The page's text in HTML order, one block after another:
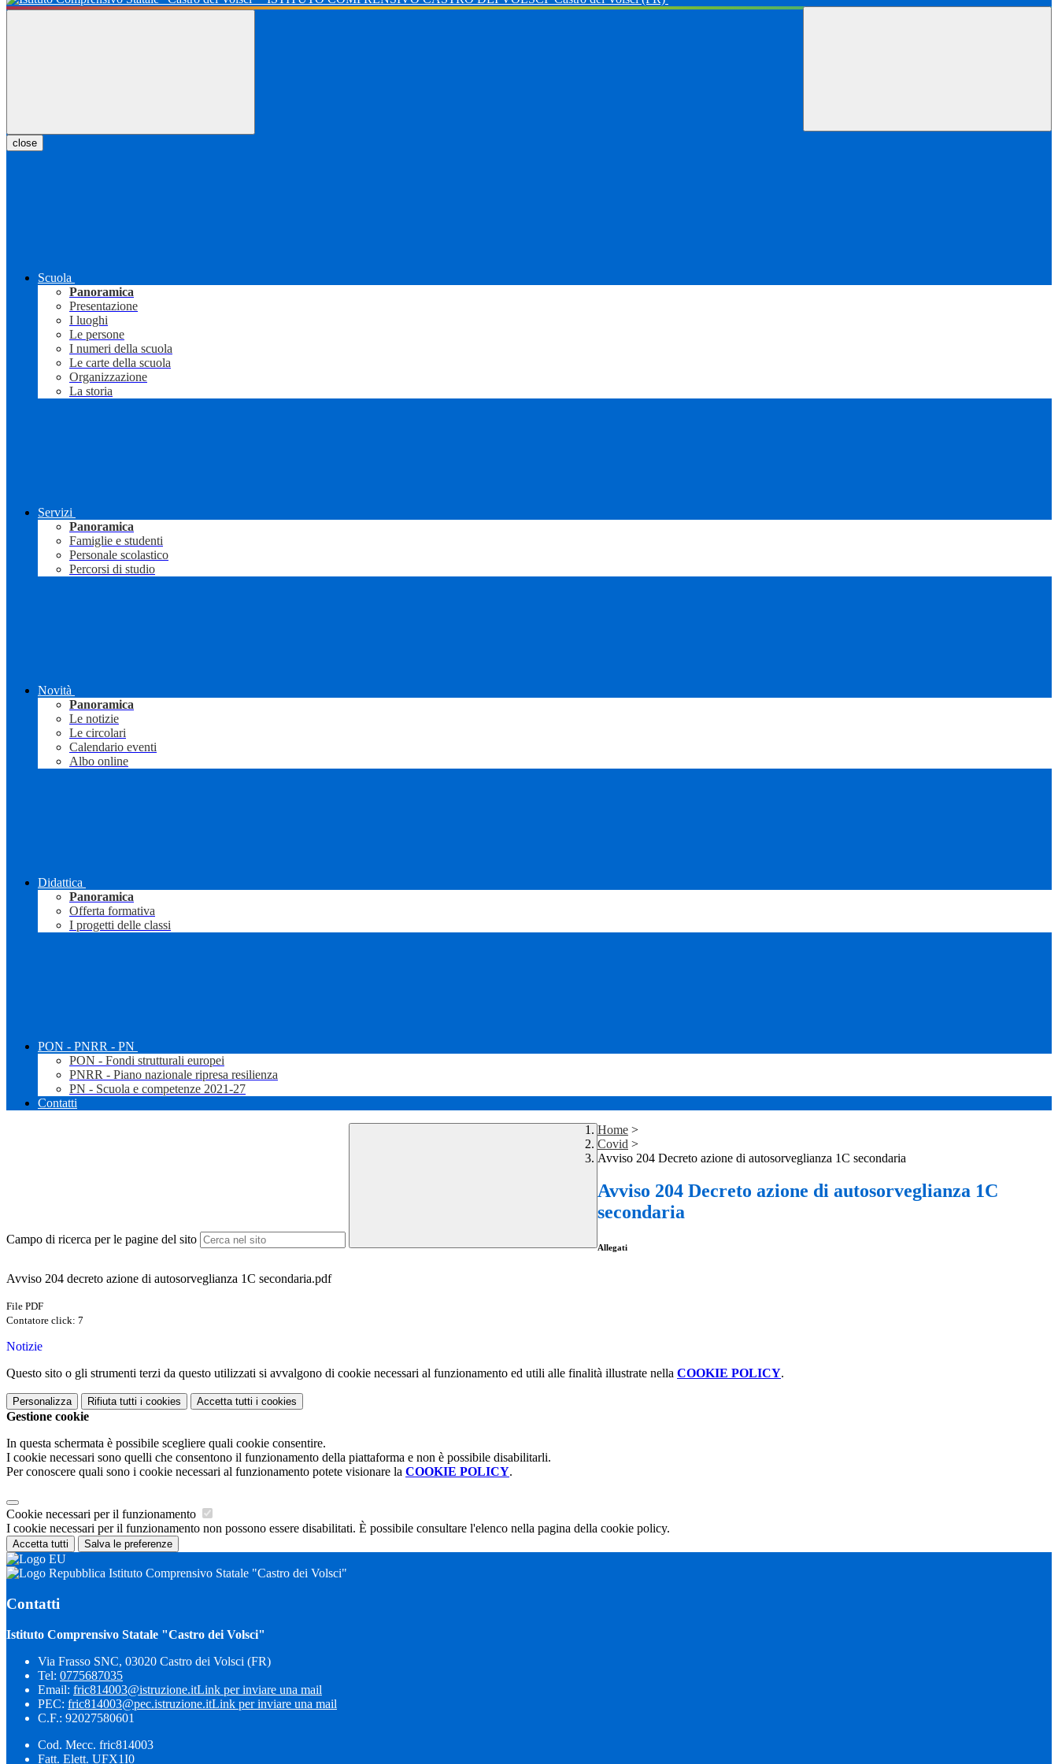
close
Scuola
Panoramica
Presentazione
I luoghi
Le persone
I numeri della scuola
Le carte della scuola
Organizzazione
La storia
Servizi
Panoramica
Famiglie e studenti
Personale scolastico
Percorsi di studio
Novità
Panoramica
Le notizie
Le circolari
Calendario eventi
Albo online
Didattica
Panoramica
Offerta formativa
I progetti delle classi
PON - PNRR - PN
PON - Fondi strutturali europei
PNRR - Piano nazionale ripresa resilienza
PN - Scuola e competenze 2021-27
Contatti
Campo di ricerca per le pagine del sito
Home >
Covid >
Avviso 204 Decreto azione di autosorveglianza 1C secondaria
Avviso 204 Decreto azione di autosorveglianza 1C
secondaria
Allegati
Avviso 204 decreto azione di autosorveglianza 1C secondaria.pdf
File PDF
Contatore click: 7
Notizie
Questo sito o gli strumenti terzi da questo utilizzati si avvalgono di cookie necessari al funzionamento ed utili alle finalità illustrate nella COOKIE POLICY.
Personalizza Rifiuta tutti i cookies Accetta tutti i cookies
Gestione cookie
In questa schermata è possibile scegliere quali cookie consentire.
I cookie necessari sono quelli che consentono il funzionamento della piattaforma e non è possibile disabilitarli.
Per conoscere quali sono i cookie necessari al funzionamento potete visionare la COOKIE POLICY.
Cookie necessari per il funzionamento
I cookie necessari per il funzionamento non possono essere disabilitati. È possibile consultare l'elenco nella pagina della cookie policy.
Accetta tutti Salva le preferenze
Istituto Comprensivo Statale "Castro dei Volsci"
Contatti
Istituto Comprensivo Statale "Castro dei Volsci"
Via Frasso SNC, 03020 Castro dei Volsci (FR)
Tel: 0775687035
Email: fric814003@istruzione.itLink per inviare una mail
PEC: fric814003@pec.istruzione.itLink per inviare una mail
C.F.: 92027580601
Cod. Mecc. fric814003
Fatt. Elett. UFX1I0